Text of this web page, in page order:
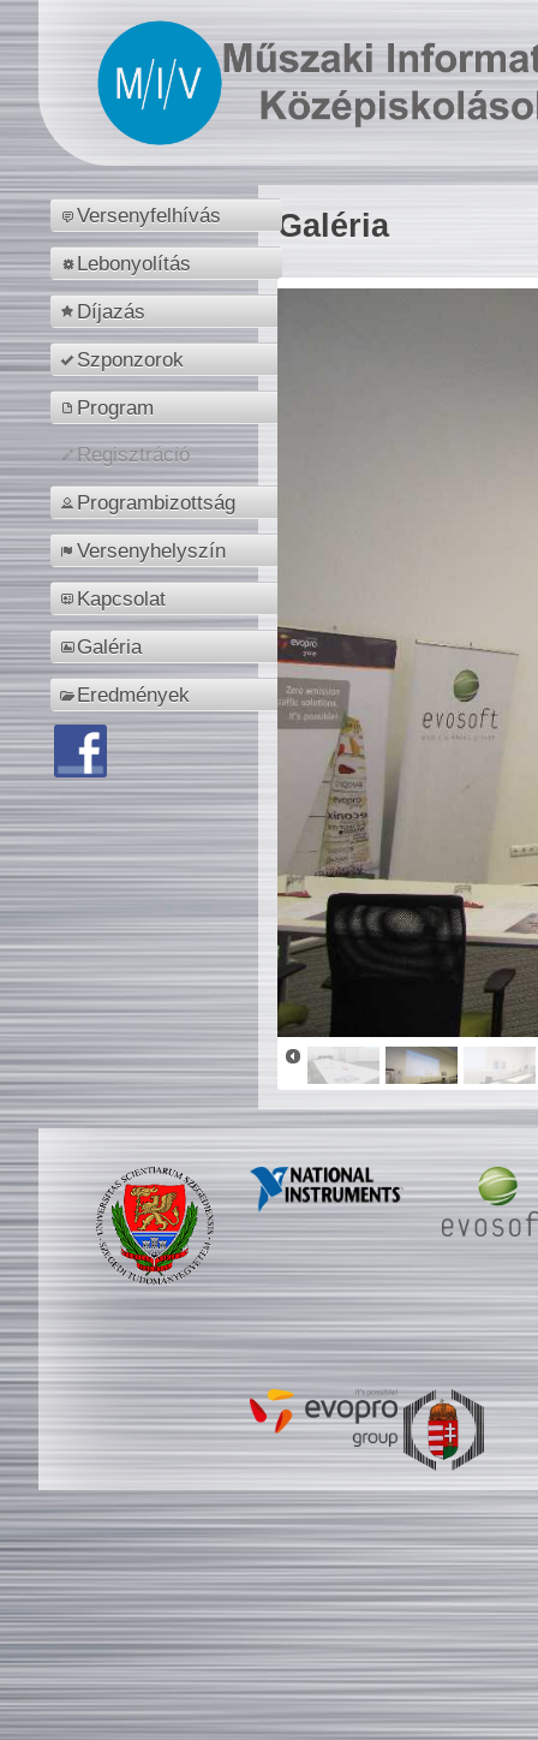
Versenyfelhívás
Lebonyolítás
Díjazás
Szponzorok
Program
Regisztráció
Programbizottság
Versenyhelyszín
Kapcsolat
Galéria
Eredmények
Galéria